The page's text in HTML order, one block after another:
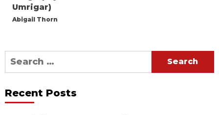
Umrigar)
Abigail Thorn
Search
for:
Recent Posts